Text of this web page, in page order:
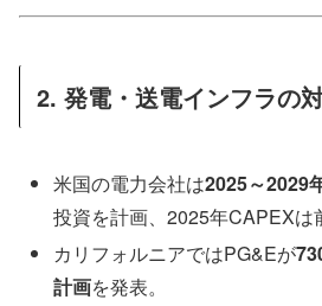
2. 発電・送電インフラの
米国の電力会社は2025～2029
投資を計画、2025年CAPEXは
カリフォルニアではPG&Eが
計画を発表。